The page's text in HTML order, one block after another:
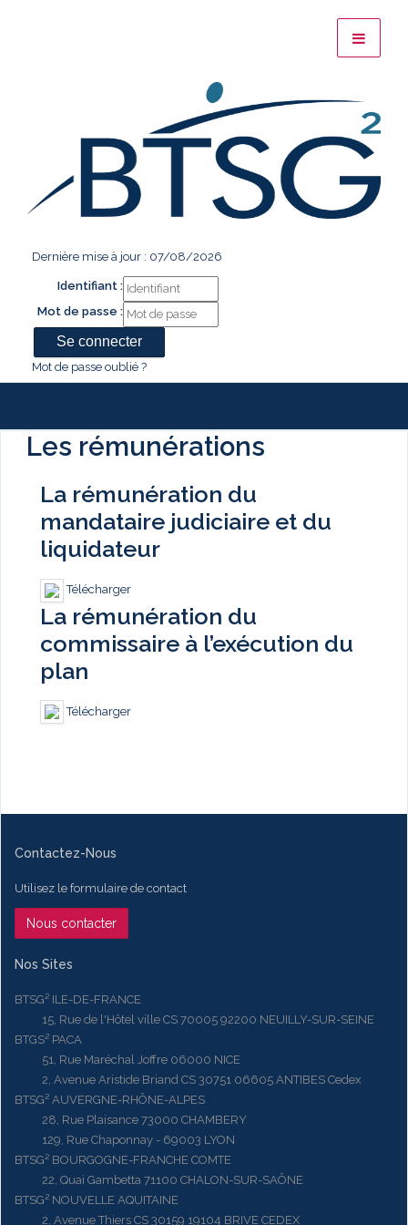
Dernière mise à jour : 07/08/2026
Identifiant :
Mot de passe :
Mot de passe oublié ?
Les rémunérations
La rémunération du
mandataire judiciaire et du
liquidateur
Télécharger
La rémunération du
commissaire à l’exécution du
plan
Télécharger
Contactez-Nous
Utilisez le formulaire de contact
Nous contacter
Nos Sites
BTSG² ILE-DE-FRANCE
15, Rue de l'Hôtel ville CS 70005 92200 NEUILLY-SUR-SEINE
BTGS² PACA
51, Rue Maréchal Joffre 06000 NICE
2, Avenue Aristide Briand CS 30751 06605 ANTIBES Cedex
BTSG² AUVERGNE-RHÔNE-ALPES
28, Rue Plaisance 73000 CHAMBERY
129, Rue Chaponnay - 69003 LYON
BTSG² BOURGOGNE-FRANCHE COMTE
22, Quai Gambetta 71100 CHALON-SUR-SAÔNE
BTSG² NOUVELLE AQUITAINE
2, Avenue Thiers CS 30159 19104 BRIVE CEDEX